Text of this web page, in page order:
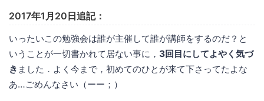
2017年1月20日追記：
いったいこの勉強会は誰が主催して誰が講師をするのだ？と
いうことが一切書かれて居ない事に， 3回目にしてよやく気づ
き ました．よく今まで，初めてのひとが来て下さってたよな
あ…ごめんなさい（ーー；）